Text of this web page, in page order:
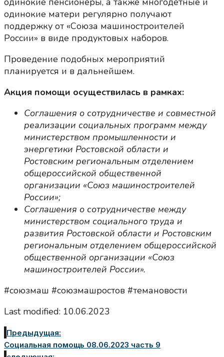
одинокие матери регулярно получают
поддержку от «Союза машиностроителей
России» в виде продуктовых наборов.
Проведение подобных мероприятий
планируется и в дальнейшем.
Акция помощи осуществилась в рамках:
Соглашения о сотрудничестве и совместной
реализации социальных программ между
министерством промышленности и
энергетики Ростовской области и
Ростовским региональным отделением
общероссийской общественной
организации «Союз машиностроителей
России»;
Соглашения о сотрудничестве между
министерством социального труда и
развития Ростовской области и Ростовским
региональным отделением общероссийской
общественной организации «Союз
машиностроителей России».
#союзмаш #союзмашростов #темановости
Last modified: 10.06.2023
Предыдущая:
Социальная помощь 08.06.2023 часть 9